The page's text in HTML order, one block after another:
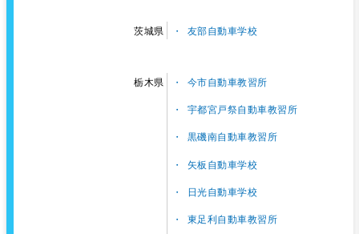
茨城県 友部自動車学校
栃木県 今市自動車教習所
宇都宮戸祭自動車教習所
黒磯南自動車教習所
矢板自動車学校
日光自動車学校
東足利自動車教習所